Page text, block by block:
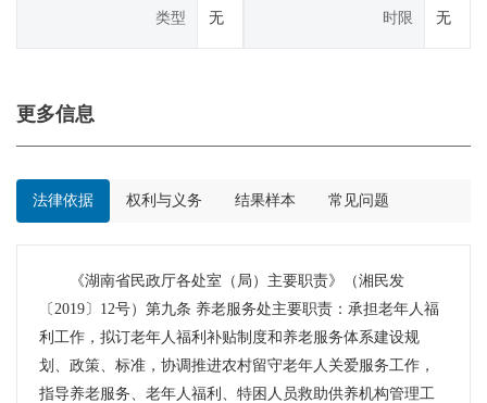
类型 无 时限 无
更多信息
法律依据 权利与义务 结果样本 常见问题
《湖南省民政厅各处室（局）主要职责》（湘民发
〔2019〕12号）第九条 养老服务处主要职责：承担老年人福
利工作，拟订老年人福利补贴制度和养老服务体系建设规
划、政策、标准，协调推进农村留守老年人关爱服务工作，
指导养老服务、老年人福利、特困人员救助供养机构管理工